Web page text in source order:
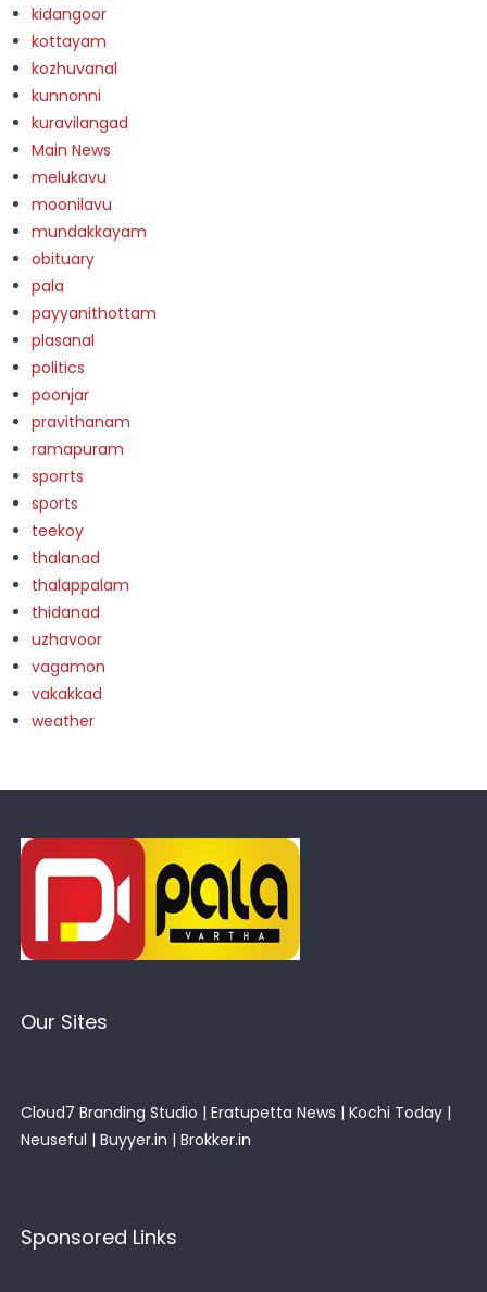
kidangoor
kottayam
kozhuvanal
kunnonni
kuravilangad
Main News
melukavu
moonilavu
mundakkayam
obituary
pala
payyanithottam
plasanal
politics
poonjar
pravithanam
ramapuram
sporrts
sports
teekoy
thalanad
thalappalam
thidanad
uzhavoor
vagamon
vakakkad
weather
Our Sites
Cloud7 Branding Studio | Eratupetta News | Kochi Today |
Neuseful | Buyyer.in | Brokker.in
Sponsored Links